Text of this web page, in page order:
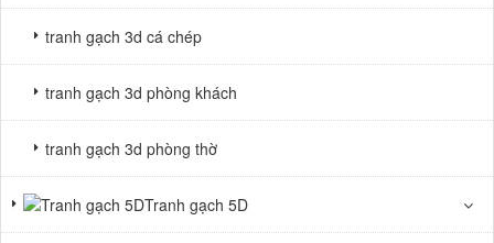
tranh gạch 3d cá chép
tranh gạch 3d phòng khách
tranh gạch 3d phòng thờ
Tranh gạch 5D